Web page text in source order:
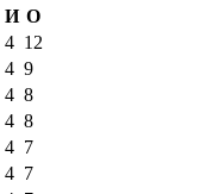
И О
4 12
4 9
4 8
4 8
4 7
4 7